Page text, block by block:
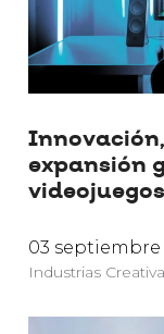
expansión
videojuegos
03 septiembre
Industrias